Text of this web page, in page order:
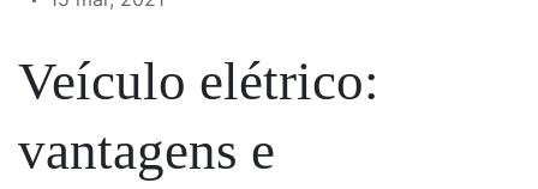
Veículo elétrico:
vantagens e